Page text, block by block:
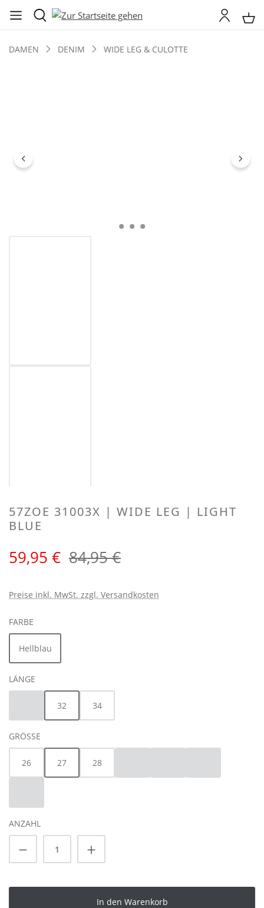
DAMEN DENIM WIDE LEG & CULOTTE
57ZOE 31003X | WIDE LEG | LIGHT
BLUE
Verkaufspreis:
59,95 € Regulärer Preis:
84,95 €
Preise inkl. MwSt. zzgl. Versandkosten
FARBE
Hellblau
LÄNGE
(Diese Option ist zurzeit nicht verfügbar.)
32 34
GRÖSSE
26 27 28
ANZAHL
Produkt Anzahl: Gib den gewünschten
In den Warenkorb